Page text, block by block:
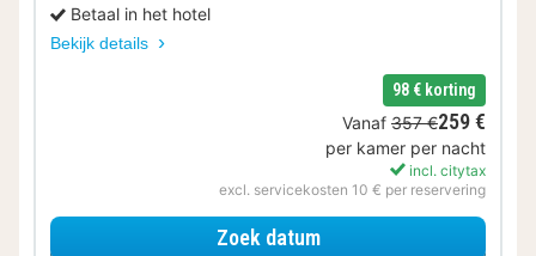
Betaal in het hotel
Bekijk details
98 € korting
Vanaf 357 €259 €
per kamer per nacht
incl. citytax
excl. servicekosten 10 € per reservering
Zoek datumvoor Geniet van de